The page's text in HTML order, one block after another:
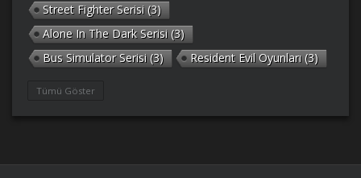
Street Fighter Serisi (3)
Alone In The Dark Serisi (3)
Bus Simulator Serisi (3) Resident Evil Oyunları (3)
Tümü Göster